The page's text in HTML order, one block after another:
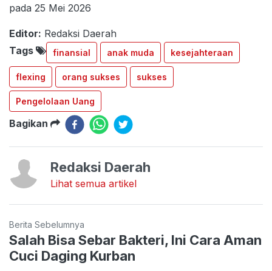
pada 25 Mei 2026
Editor: Redaksi Daerah
Tags
finansial anak muda kesejahteraan
flexing orang sukses sukses
Pengelolaan Uang
Bagikan
Redaksi Daerah
Lihat semua artikel
Berita Sebelumnya
Salah Bisa Sebar Bakteri, Ini Cara Aman
Cuci Daging Kurban